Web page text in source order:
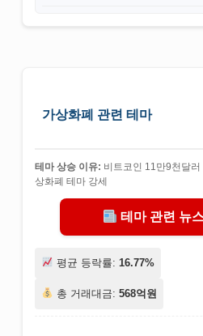
가상화폐 관련 테마
테마 상승 이유: 비트코인 11만9천달
상화폐 테마 강세
테마 관련 뉴
평균 등락률: 16.77%
총 거래대금: 568억원